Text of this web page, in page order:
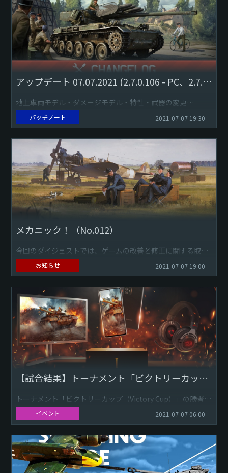
アップデート 07.07.2021 (2.7.0.106 - PC、2.7.0.102 - Playstation)
地上車両モデル・ダメージモデル・特性・武器の変更
「改造」ウィンドウに表示される砲弾の装甲貫通値が、砲弾
の情報カードの値と一致するようになりました。
プレイ...
パッチノート 2021-07-07 19:30
メカニック！（No.012）
今回のダイジェストでは、ゲームの改善と修正に関する取り
組みについてご紹介します。公式サイトのチェンジログに
て、これらすべての項目を確認することをお忘れなく。
外装...
お知らせ 2021-07-07 19:00
【試合結果】トーナメント「ビクトリーカップ（Victory Cup）」
トーナメント「ビクトリーカップ（Victory Cup）」の勝者た
ちをご紹介します！
今回表彰台に上ったチームは、Leet、kompans、Verveでし
た！Leetの...
イベント 2021-07-07 06:00